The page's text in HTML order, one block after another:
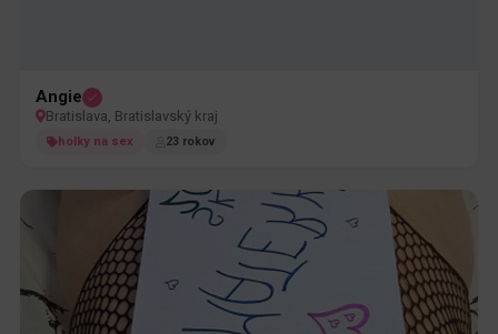
Angie
Bratislava, Bratislavský kraj
holky na sex 23 rokov